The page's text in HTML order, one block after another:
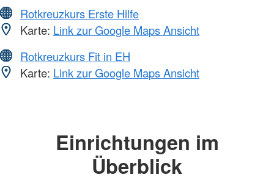
Rotkreuzkurs Erste Hilfe
Karte: Link zur Google Maps Ansicht
Rotkreuzkurs Fit in EH
Karte: Link zur Google Maps Ansicht
Einrichtungen im
Überblick